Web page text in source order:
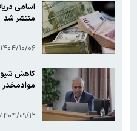
منتشر شد
۱۴۰۴/۱۰/۰۶
موادمخدر
۱۴۰۴/۰۹/۱۲